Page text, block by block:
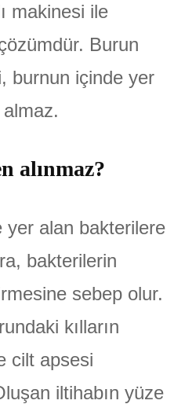
makinesi ile
Burun
burnun içinde yer
almaz.
alınmaz?
yer alan bakterilere
bakterilerin
sebep olur.
kılların
cilt apsesi
iltihabın yüze